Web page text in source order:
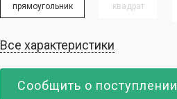
прямоугольник квадрат
Все характеристики
Сообщить о поступлении